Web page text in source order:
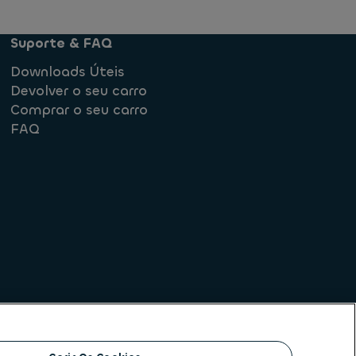
Suporte & FAQ
Downloads Úteis
Devolver o seu carro
Comprar o seu carro
FAQ